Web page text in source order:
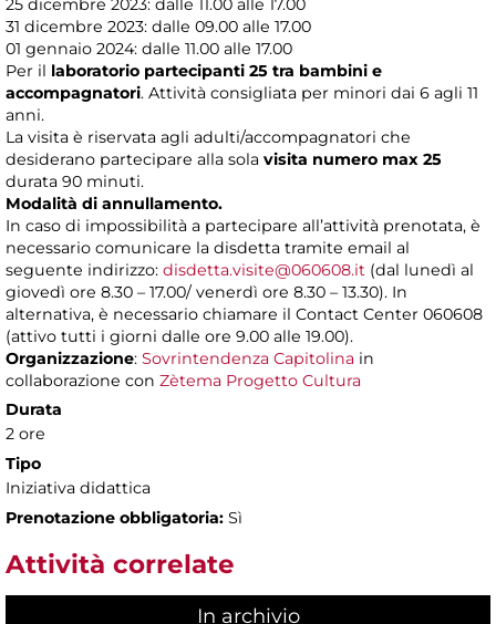
25 dicembre 2023: dalle 11.00 alle 17.00
31 dicembre 2023: dalle 09.00 alle 17.00
01 gennaio 2024: dalle 11.00 alle 17.00
Per il laboratorio partecipanti 25 tra bambini e
accompagnatori. Attività consigliata per minori dai 6 agli 11
anni.
La visita è riservata agli adulti/accompagnatori che
desiderano partecipare alla sola visita numero max 25
durata 90 minuti.
Modalità di annullamento.
In caso di impossibilità a partecipare all’attività prenotata, è
necessario comunicare la disdetta tramite email al
seguente indirizzo: disdetta.visite@060608.it (dal lunedì al
giovedì ore 8.30 – 17.00/ venerdì ore 8.30 – 13.30). In
alternativa, è necessario chiamare il Contact Center 060608
(attivo tutti i giorni dalle ore 9.00 alle 19.00).
Organizzazione: Sovrintendenza Capitolina in
collaborazione con Zètema Progetto Cultura
Durata
2 ore
Tipo
Iniziativa didattica
Prenotazione obbligatoria: Sì
Attività correlate
In archivio